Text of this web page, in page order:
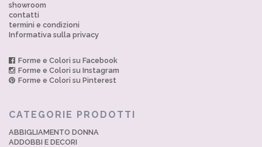
showroom
contatti
termini e condizioni
Informativa sulla privacy
Forme e Colori su Facebook
Forme e Colori su Instagram
Forme e Colori su Pinterest
CATEGORIE PRODOTTI
ABBIGLIAMENTO DONNA
ADDOBBI E DECORI